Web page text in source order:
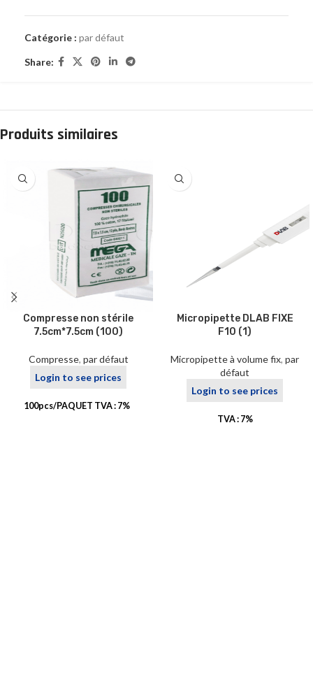
Catégorie : par défaut
Share:
Produits similaires
Compresse non stérile
7.5cm*7.5cm (100)
Compresse, par défaut
Login to see prices
100pcs/PAQUET TVA : 7%
Micropipette DLAB FIXE
F10 (1)
Micropipette à volume fix, par
défaut
Login to see prices
TVA : 7%